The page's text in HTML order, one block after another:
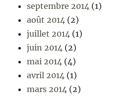
septembre 2014 (1)
août 2014 (2)
juillet 2014 (1)
juin 2014 (2)
mai 2014 (4)
avril 2014 (1)
mars 2014 (2)